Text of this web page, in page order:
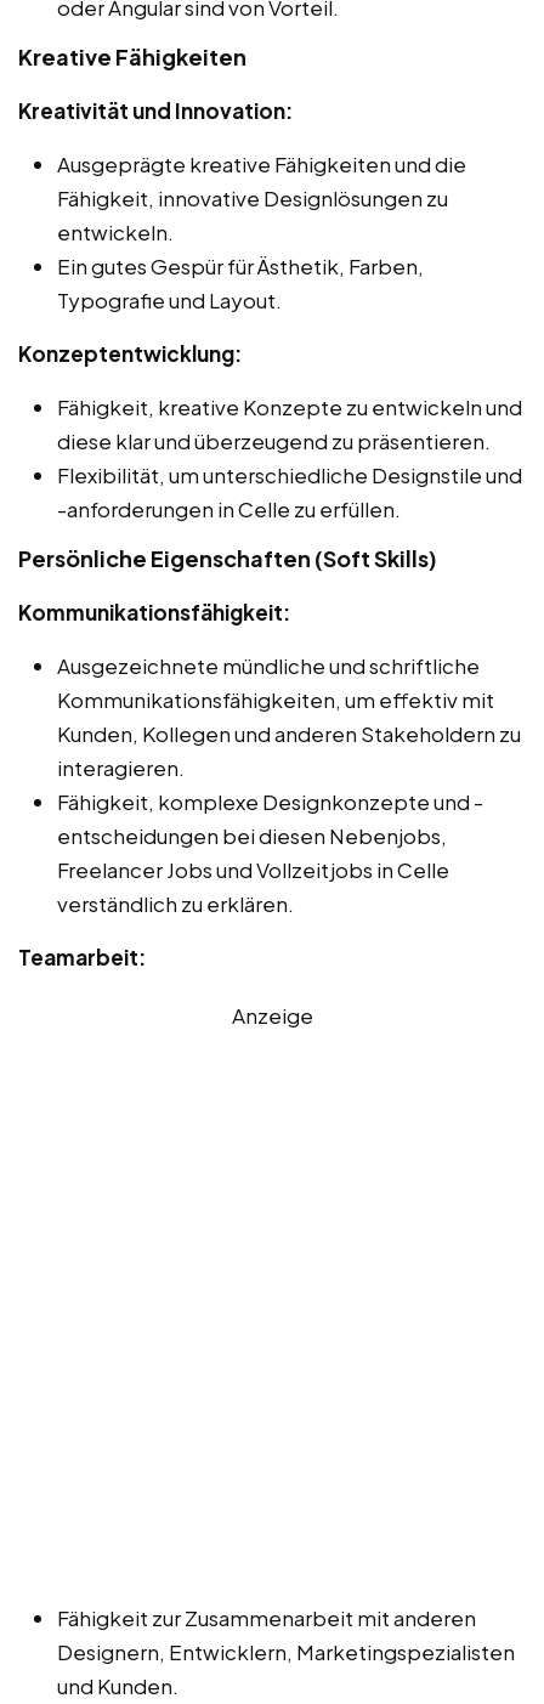
oder Angular sind von Vorteil.
Kreative Fähigkeiten
Kreativität und Innovation:
Ausgeprägte kreative Fähigkeiten und die
Fähigkeit, innovative Designlösungen zu
entwickeln.
Ein gutes Gespür für Ästhetik, Farben,
Typografie und Layout.
Konzeptentwicklung:
Fähigkeit, kreative Konzepte zu entwickeln und
diese klar und überzeugend zu präsentieren.
Flexibilität, um unterschiedliche Designstile und
-anforderungen in Celle zu erfüllen.
Persönliche Eigenschaften (Soft Skills)
Kommunikationsfähigkeit:
Ausgezeichnete mündliche und schriftliche
Kommunikationsfähigkeiten, um effektiv mit
Kunden, Kollegen und anderen Stakeholdern zu
interagieren.
Fähigkeit, komplexe Designkonzepte und -
entscheidungen bei diesen Nebenjobs,
Freelancer Jobs und Vollzeitjobs in Celle
verständlich zu erklären.
Teamarbeit:
Anzeige
Fähigkeit zur Zusammenarbeit mit anderen
Designern, Entwicklern, Marketingspezialisten
und Kunden.